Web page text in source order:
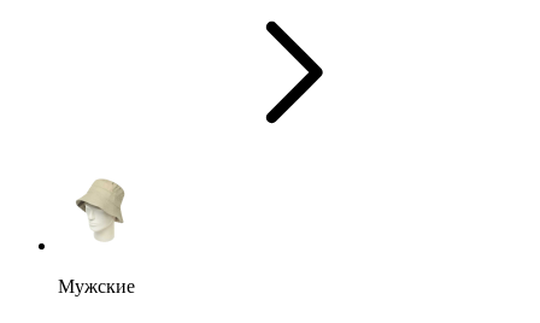
Мужские